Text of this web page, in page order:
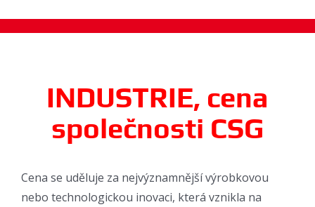
INDUSTRIE, cena
společnosti CSG
Cena se uděluje za nejvýznamnější výrobkovou
nebo technologickou inovaci, která vznikla na